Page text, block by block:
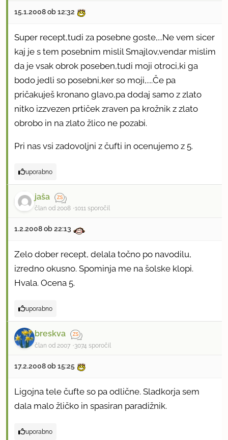
15.1.2008 ob 12:32
Super recept,tudi za posebne goste,...Ne vem sicer
kaj je s tem posebnim mislil Smajlov,vendar mislim
da je vsak obrok poseben,tudi moji otroci,ki ga
bodo jedli so posebni,ker so moji,....Če pa
pričakuješ kronano glavo,pa dodaj samo z zlato
nitko izzvezen prtiček zraven pa krožnik z zlato
obrobo in na zlato žlico ne pozabi.
Pri nas vsi zadovoljni z čufti in ocenujemo z 5.
uporabno
jaša
član od 2008 1011 sporočil
1.2.2008 ob 22:13
Zelo dober recept, delala točno po navodilu,
izredno okusno. Spominja me na šolske klopi.
Hvala. Ocena 5.
uporabno
breskva
član od 2007 3074 sporočil
17.2.2008 ob 15:25
Ligojna tele čufte so pa odlične. Sladkorja sem
dala malo žličko in spasiran paradižnik.
uporabno